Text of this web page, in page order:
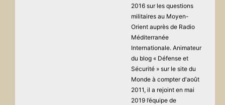
2016 sur les questions
militaires au Moyen-
Orient auprès de Radio
Méditerranée
Internationale. Animateur
du blog « Défense et
Sécurité » sur le site du
Monde à compter d'août
2011, il a rejoint en mai
2019 l’équipe de